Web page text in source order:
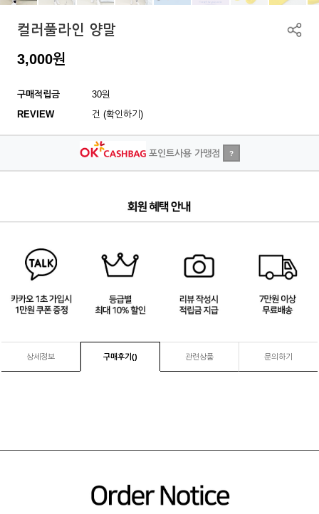
컬러풀라인 양말
3,000원
구매적립금
30원
REVIEW
건 (확인하기)
포인트사용 가맹점 ?
상세정보 구매후기() 관련상품 문의하기